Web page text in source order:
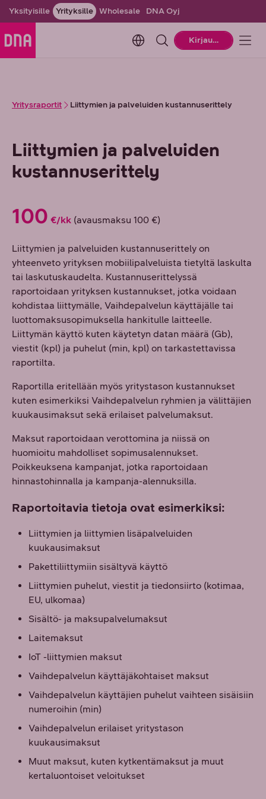
Yksityisille Yrityksille Wholesale DNA Oyj
Change language. Current
Kirjaudu
Yritysraportit Liittymien ja palveluiden kustannuserittely
Liittymien ja palveluiden
kustannuserittely
100 €/kk (avausmaksu 100 €)
Liittymien ja palveluiden kustannuserittely on
yhteenveto yrityksen mobiilipalveluista tietyltä laskulta
tai laskutuskaudelta. Kustannuserittelyssä
raportoidaan yrityksen kustannukset, jotka voidaan
kohdistaa liittymälle, Vaihdepalvelun käyttäjälle tai
luottomaksusopimuksella hankitulle laitteelle.
Liittymän käyttö kuten käytetyn datan määrä (Gb),
viestit (kpl) ja puhelut (min, kpl) on tarkastettavissa
raportilta.
Raportilla eritellään myös yritystason kustannukset
kuten esimerkiksi Vaihdepalvelun ryhmien ja välittäjien
kuukausimaksut sekä erilaiset palvelumaksut.
Maksut raportoidaan verottomina ja niissä on
huomioitu mahdolliset sopimusalennukset.
Poikkeuksena kampanjat, jotka raportoidaan
hinnastohinnalla ja kampanja-alennuksilla.
Raportoitavia tietoja ovat esimerkiksi:
Liittymien ja liittymien lisäpalveluiden
kuukausimaksut
Pakettiliittymiin sisältyvä käyttö
Liittymien puhelut, viestit ja tiedonsiirto (kotimaa,
EU, ulkomaa)
Sisältö- ja maksupalvelumaksut
Laitemaksut
IoT -liittymien maksut
Vaihdepalvelun käyttäjäkohtaiset maksut
Vaihdepalvelun käyttäjien puhelut vaihteen sisäisiin
numeroihin (min)
Vaihdepalvelun erilaiset yritystason
kuukausimaksut
Muut maksut, kuten kytkentämaksut ja muut
kertaluontoiset veloitukset